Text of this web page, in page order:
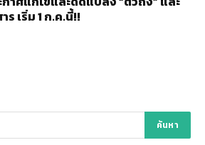
ร เริ่ม 1 ก.ค.นี้!!